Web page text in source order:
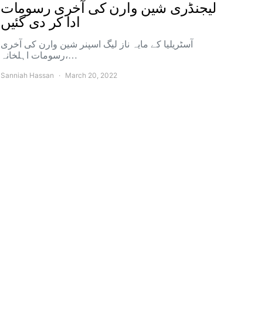
لیجنڈری شین وارن کی آخری رسومات
ادا کر دی گئیں
آسٹریلیا کے مایہ ناز لیگ اسپنر شین وارن کی آخری
رسومات اہلخانہ،…
Sanniah Hassan March 20, 2022